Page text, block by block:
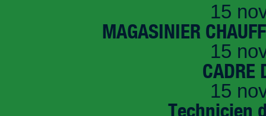
15
MAGASINIER
15
CADRE
15
Technicien